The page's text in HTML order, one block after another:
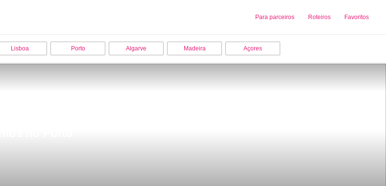
Para parceiros Roteiros Favoritos
Sobre nós Adicionar uma Empresa
Lisboa Porto Algarve Madeira Açores